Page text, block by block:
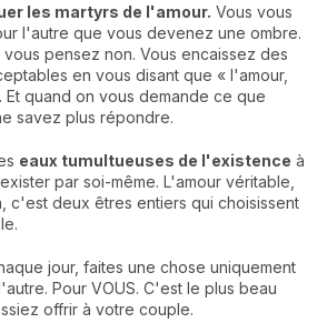
les martyrs de l'amour. Vous vous
l'autre que vous devenez une ombre.
pensez non. Vous encaissez des
en vous disant que « l'amour,
quand on vous demande ce que
savez plus répondre.
eaux tumultueuses de l'existence à
par soi-même. L'amour véritable,
c'est deux êtres entiers qui choisissent
jour, faites une chose uniquement
Pour VOUS. C'est le plus beau
offrir à votre couple.